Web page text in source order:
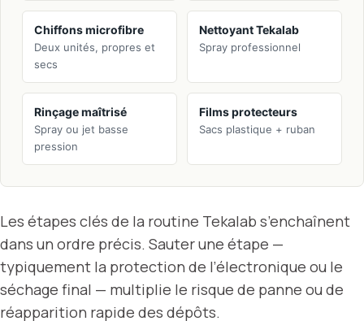
Chiffons microfibre
Deux unités, propres et
secs
Nettoyant Tekalab
Spray professionnel
Rinçage maîtrisé
Spray ou jet basse
pression
Films protecteurs
Sacs plastique + ruban
Les étapes clés de la routine Tekalab s’enchaînent
dans un ordre précis. Sauter une étape —
typiquement la protection de l’électronique ou le
séchage final — multiplie le risque de panne ou de
réapparition rapide des dépôts.